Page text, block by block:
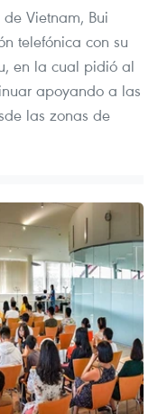
Vietnam, Bui
telefónica con su
en la cual pidió al
apoyando a las
las zonas de